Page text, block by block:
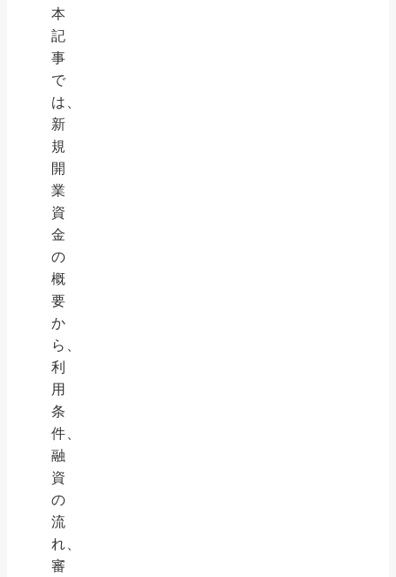
本
記
事
で
は、
新
規
開
業
資
金
の
概
要
か
ら、
利
用
条
件、
融
資
の
流
れ、
審